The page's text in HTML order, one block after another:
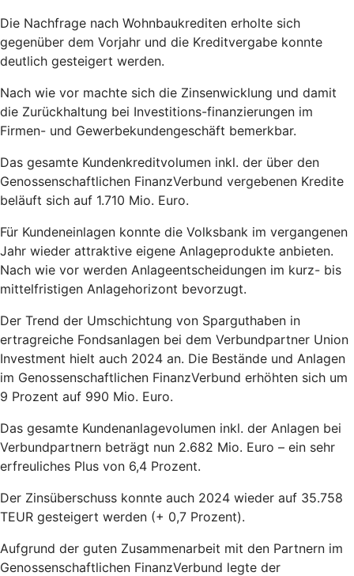
Die Nachfrage nach Wohnbaukrediten erholte sich
gegenüber dem Vorjahr und die Kreditvergabe konnte
deutlich gesteigert werden.
Nach wie vor machte sich die Zinsenwicklung und damit
die Zurückhaltung bei Investitions-finanzierungen im
Firmen- und Gewerbekundengeschäft bemerkbar.
Das gesamte Kundenkreditvolumen inkl. der über den
Genossenschaftlichen FinanzVerbund vergebenen Kredite
beläuft sich auf 1.710 Mio. Euro.
Für Kundeneinlagen konnte die Volksbank im vergangenen
Jahr wieder attraktive eigene Anlageprodukte anbieten.
Nach wie vor werden Anlageentscheidungen im kurz- bis
mittelfristigen Anlagehorizont bevorzugt.
Der Trend der Umschichtung von Sparguthaben in
ertragreiche Fondsanlagen bei dem Verbundpartner Union
Investment hielt auch 2024 an. Die Bestände und Anlagen
im Genossenschaftlichen FinanzVerbund erhöhten sich um
9 Prozent auf 990 Mio. Euro.
Das gesamte Kundenanlagevolumen inkl. der Anlagen bei
Verbundpartnern beträgt nun 2.682 Mio. Euro – ein sehr
erfreuliches Plus von 6,4 Prozent.
Der Zinsüberschuss konnte auch 2024 wieder auf 35.758
TEUR gesteigert werden (+ 0,7 Prozent).
Aufgrund der guten Zusammenarbeit mit den Partnern im
Genossenschaftlichen FinanzVerbund legte der